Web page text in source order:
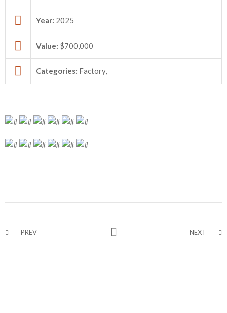
Year: 2025
Value: $700,000
Categories: Factory,
PREV NEXT